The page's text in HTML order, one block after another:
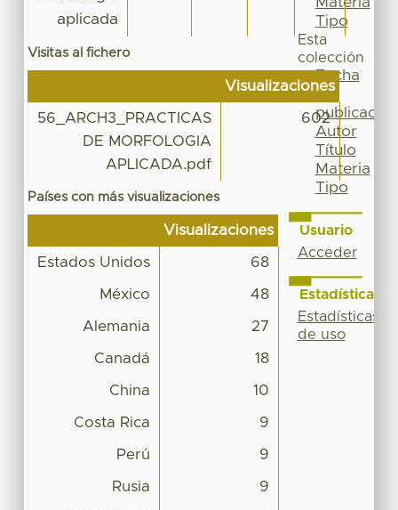
aplicada
Visitas al fichero
Visualizaciones
56_ARCH3_PRACTICAS
DE MORFOLOGIA
APLICADA.pdf
602
Países con más visualizaciones
Visualizaciones
Estados Unidos 68
México 48
Alemania 27
Canadá 18
China 10
Costa Rica 9
Perú 9
Rusia 9
Tipo
Esta
colección
Fecha
de
publicación
Autor
Título
Materia
Tipo
Usuario
Acceder
Estadísticas
Estadísticas
de uso